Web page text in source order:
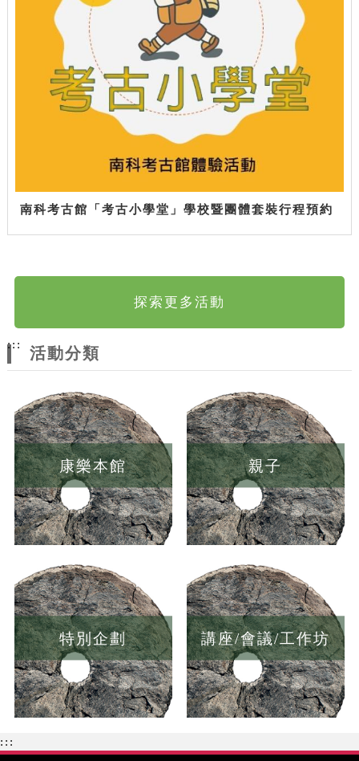
南科考古館「考古小學堂」學校暨團體套裝行程預約
探索更多活動
:::
活動分類
康樂本館 親子
特別企劃 講座/會議/工作坊
:::